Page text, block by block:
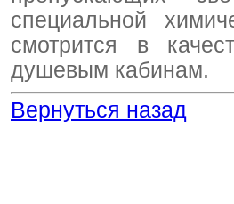
специальной
смотрится в
душевым кабинам.
Вернуться назад